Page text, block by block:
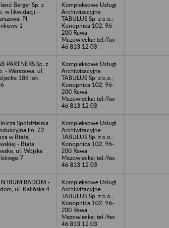
Berger Sp. z
w likwidacji -
Pl.
1
Kompleksowe Usługi
Archiwizacyjne
TABULUS Sp. z o.o.;
Konopnica 102, 96-
200 Rawa
Mazowiecka; tel./fax
46 813 12 03
PARTNERS Sp. z
- Warszawa, ul.
186 lok.
Kompleksowe Usługi
Archiwizacyjne
TABULUS Sp. z o.o.;
Konopnica 102, 96-
200 Rawa
Mazowiecka; tel./fax
46 813 12 03
Spółdzielnia
im. 22
w Białej
- Biała
ul. Wojska
7
Kompleksowe Usługi
Archiwizacyjne
TABULUS Sp. z o.o.;
Konopnica 102, 96-
200 Rawa
Mazowiecka; tel./fax
46 813 12 03
RADOM -
ul. Kalińska 4
Kompleksowe Usługi
Archiwizacyjne
TABULUS Sp. z o.o.;
Konopnica 102, 96-
200 Rawa
Mazowiecka; tel./fax
46 813 12 03